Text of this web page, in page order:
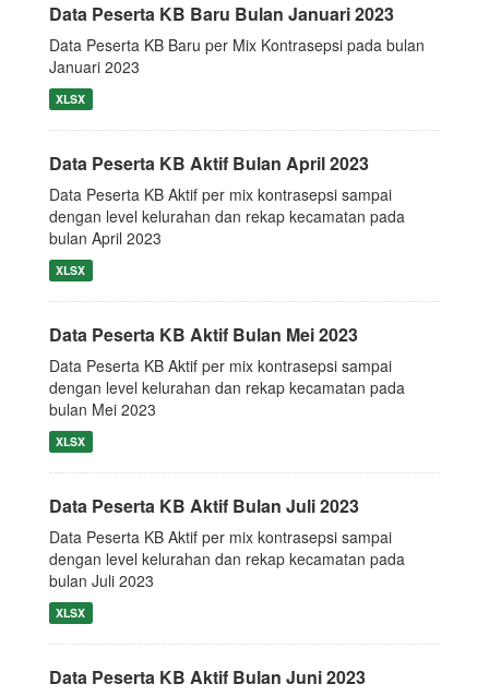
Data Peserta KB Baru Bulan Januari 2023
Data Peserta KB Baru per Mix Kontrasepsi pada bulan
Januari 2023
XLSX
Data Peserta KB Aktif Bulan April 2023
Data Peserta KB Aktif per mix kontrasepsi sampai
dengan level kelurahan dan rekap kecamatan pada
bulan April 2023
XLSX
Data Peserta KB Aktif Bulan Mei 2023
Data Peserta KB Aktif per mix kontrasepsi sampai
dengan level kelurahan dan rekap kecamatan pada
bulan Mei 2023
XLSX
Data Peserta KB Aktif Bulan Juli 2023
Data Peserta KB Aktif per mix kontrasepsi sampai
dengan level kelurahan dan rekap kecamatan pada
bulan Juli 2023
XLSX
Data Peserta KB Aktif Bulan Juni 2023